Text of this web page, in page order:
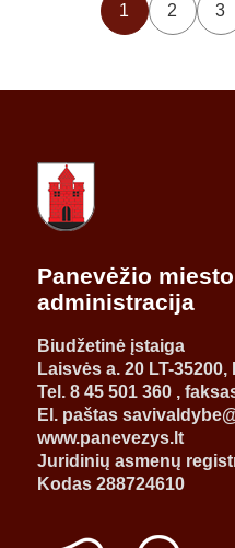
1 2 3
Panevėžio
administracija
Biudžetinė įstaiga
Laisvės a. 20 LT-
Tel. 8 45 501 360 ,
El. paštas
www.panevezys.lt
Juridinių asmenų
Kodas 288724610